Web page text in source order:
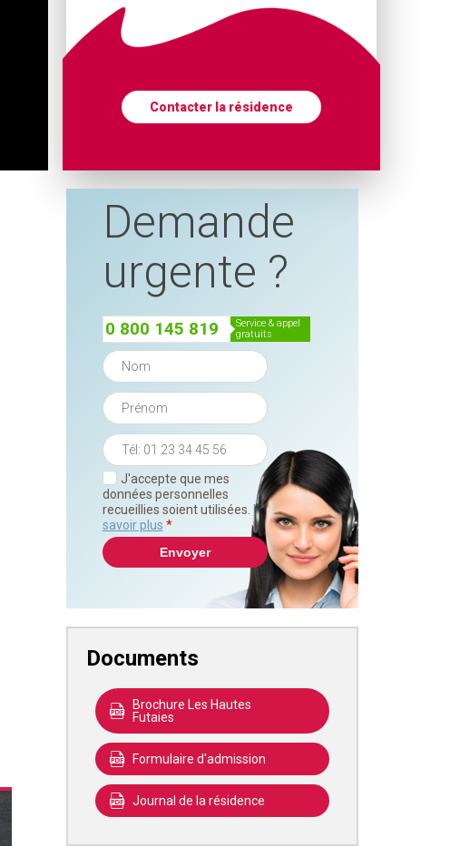
Contacter la résidence
Demande
urgente ?
0 800 145 819
service & appel
gratuits
J'accepte que mes
données personnelles
recueillies soient utilisées. En
savoir plus *
Documents
Brochure Les Hautes
Futaies
Formulaire d'admission
Journal de la résidence